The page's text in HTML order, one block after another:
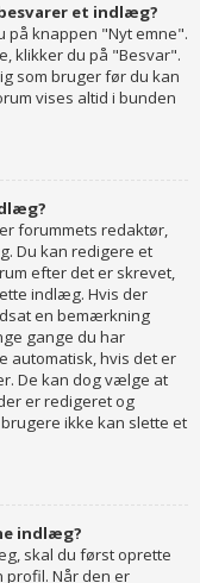
et indlæg?
på knappen "Nyt emne".
klikker du på "Besvar".
som bruger før du kan
vises altid i bunden
forummets redaktør,
Du kan redigere et
efter det er skrevet,
indlæg. Hvis der
en bemærkning
gange du har
automatisk, hvis det er
De kan dog vælge at
er redigeret og
ikke kan slette et
indlæg?
skal du først oprette
Når den er